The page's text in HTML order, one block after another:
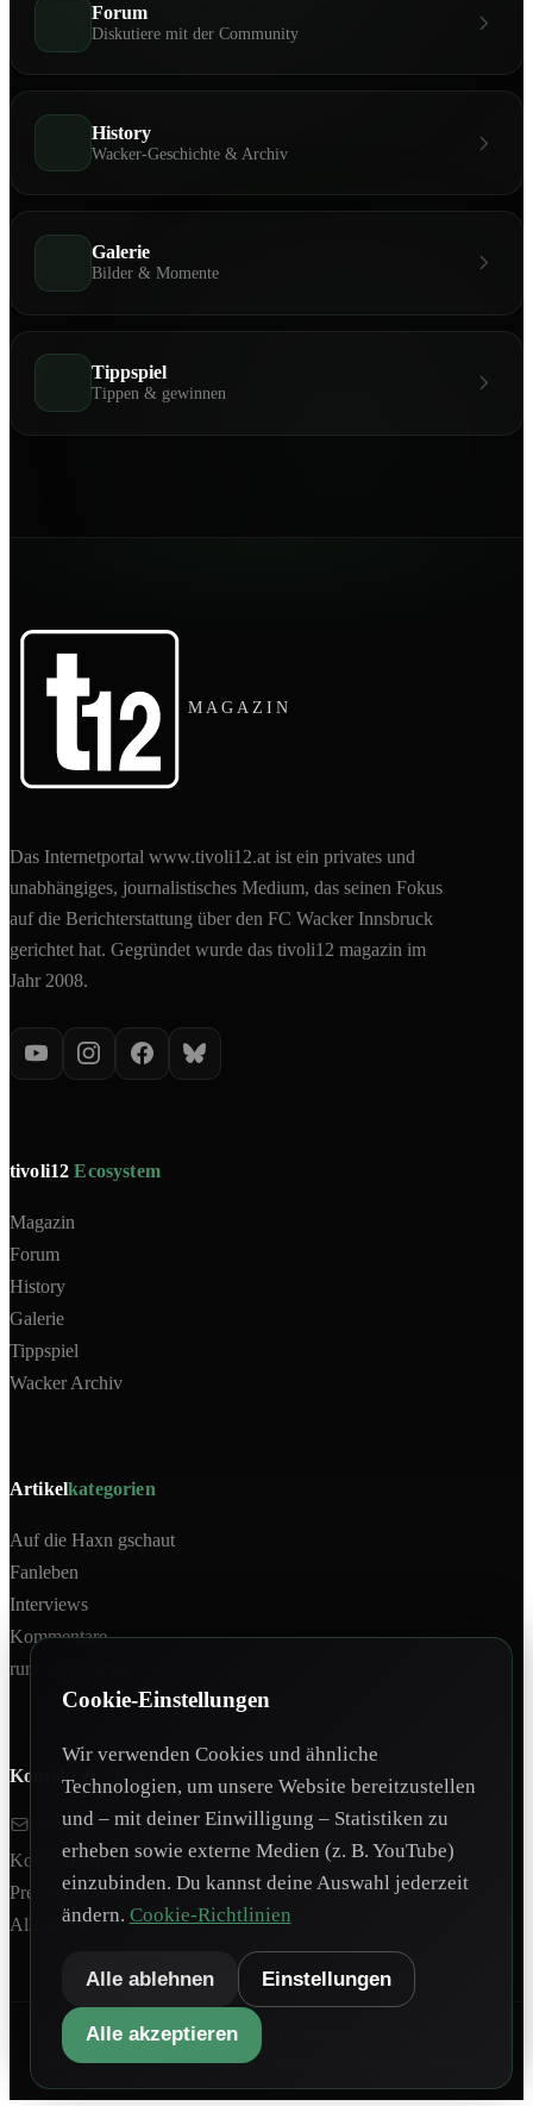
Forum
Diskutiere mit der Community
History
Wacker-Geschichte & Archiv
Galerie
Bilder & Momente
Tippspiel
Tippen & gewinnen
MAGAZIN
Das Internetportal www.tivoli12.at ist ein privates und
unabhängiges, journalistisches Medium, das seinen Fokus
auf die Berichterstattung über den FC Wacker Innsbruck
gerichtet hat. Gegründet wurde das tivoli12 magazin im
Jahr 2008.
tivoli12Ecosystem
Magazin
Forum
History
Galerie
Tippspiel
Wacker Archiv
Artikelkategorien
Auf die Haxn gschaut
Fanleben
Interviews
Kommentare
rund um Wacker
Kontakt & Mehr
redaktion@tivoli12.at
Kontaktformular
Pressespiegel
Alle Artikel
©2026Tivoli12. Alle Rechte vorbehalten.
RedaktionsteamImpressumCookie-Richtlinien
Cookie-Einstellungen
Wir verwenden Cookies und ähnliche
Technologien, um unsere Website bereitzustellen
und – mit deiner Einwilligung – Statistiken zu
erheben sowie externe Medien (z. B. YouTube)
einzubinden. Du kannst deine Auswahl jederzeit
ändern. Cookie-Richtlinien
Alle ablehnen Einstellungen
Alle akzeptieren